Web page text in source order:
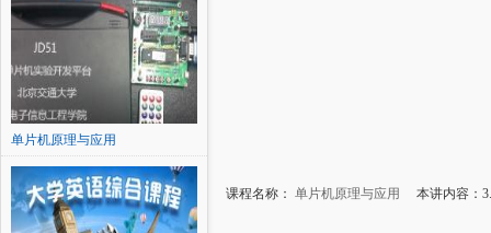
单片机原理与应用
课程名称： 单片机原理与应用 本讲内容：